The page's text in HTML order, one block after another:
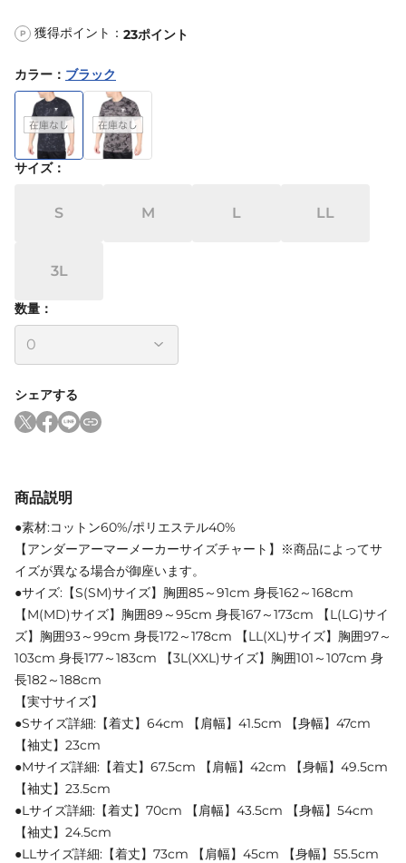
P 獲得ポイント： 23ポイント
カラー ： ブラック
サイズ：
S M L LL
3L
数量：
シェアする
商品説明
●素材:コットン60%/ポリエステル40%
【アンダーアーマーメーカーサイズチャート】※商品によってサ
イズが異なる場合が御座います。
●サイズ:【S(SM)サイズ】胸囲85～91cm 身長162～168cm
【M(MD)サイズ】胸囲89～95cm 身長167～173cm 【L(LG)サイ
ズ】胸囲93～99cm 身長172～178cm 【LL(XL)サイズ】胸囲97～
103cm 身長177～183cm 【3L(XXL)サイズ】胸囲101～107cm 身
長182～188cm
【実寸サイズ】
●Sサイズ詳細:【着丈】64cm 【肩幅】41.5cm 【身幅】47cm
【袖丈】23cm
●Mサイズ詳細:【着丈】67.5cm 【肩幅】42cm 【身幅】49.5cm
【袖丈】23.5cm
●Lサイズ詳細:【着丈】70cm 【肩幅】43.5cm 【身幅】54cm
【袖丈】24.5cm
●LLサイズ詳細:【着丈】73cm 【肩幅】45cm 【身幅】55.5cm